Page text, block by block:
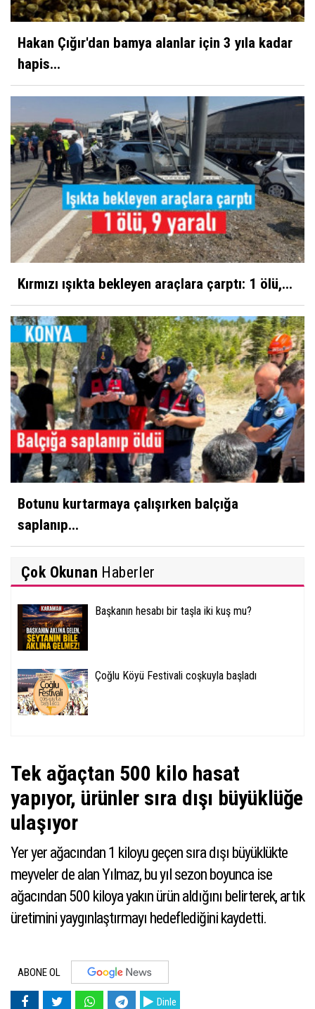
Hakan Çığır'dan bamya alanlar için 3 yıla kadar
hapis...
Kırmızı ışıkta bekleyen araçlara çarptı: 1 ölü,...
Botunu kurtarmaya çalışırken balçığa
saplanıp...
Çok Okunan Haberler
Başkanın hesabı bir taşla iki kuş mu?
Çoğlu Köyü Festivali coşkuyla başladı
Tek ağaçtan 500 kilo hasat
yapıyor, ürünler sıra dışı büyüklüğe
ulaşıyor
Yer yer ağacından 1 kiloyu geçen sıra dışı büyüklükte
meyveler de alan Yılmaz, bu yıl sezon boyunca ise
ağacından 500 kiloya yakın ürün aldığını belirterek, artık
üretimini yaygınlaştırmayı hedeflediğini kaydetti.
ABONE OL
Dinle